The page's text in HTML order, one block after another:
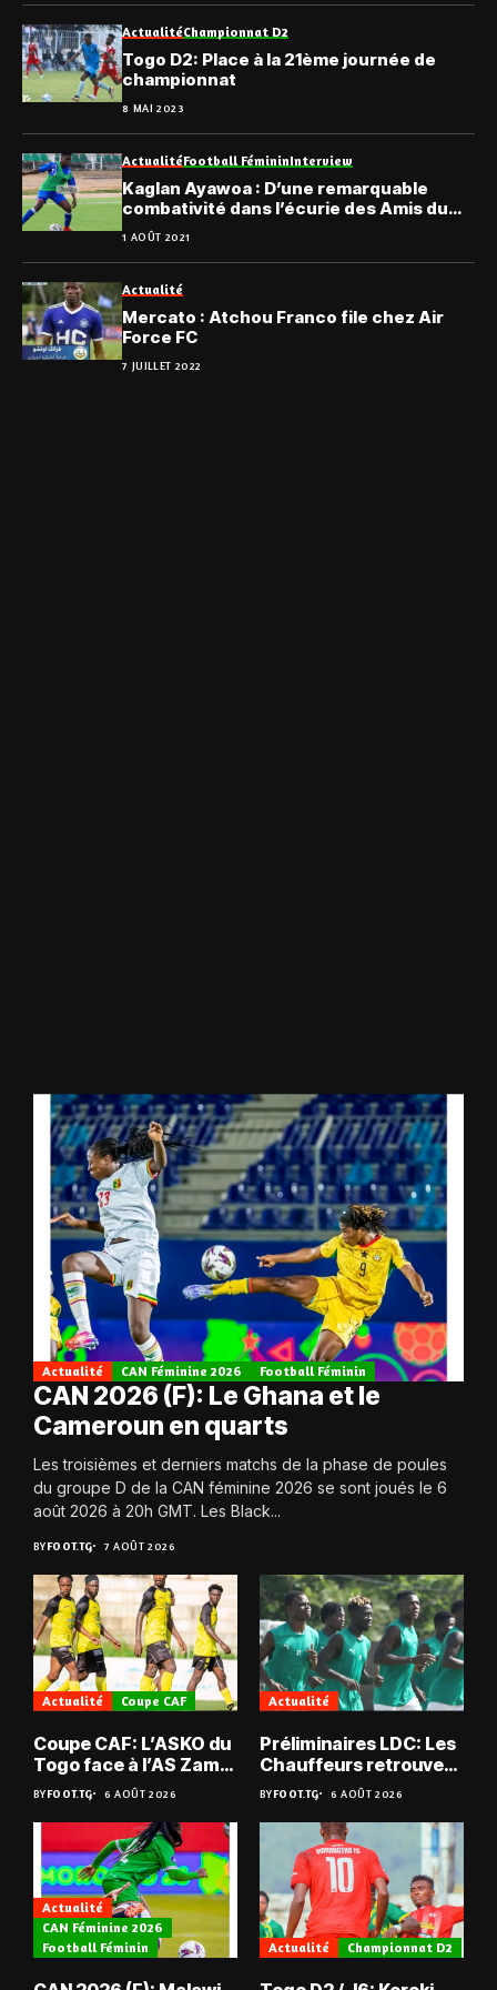
ActualitéChampionnat D2
Togo D2: Place à la 21ème journée de
championnat
8 MAI 2023
ActualitéFootball FémininInterview
Kaglan Ayawoa : D’une remarquable
combativité dans l’écurie des Amis du
Monde
1 AOÛT 2021
Actualité
Mercato : Atchou Franco file chez Air
Force FC
7 JUILLET 2022
Actualité CAN Féminine 2026 Football Féminin
CAN 2026 (F): Le Ghana et le
Cameroun en quarts
Les troisièmes et derniers matchs de la phase de poules
du groupe D de la CAN féminine 2026 se sont joués le 6
août 2026 à 20h GMT. Les Black...
BYFOOT.TG 7 AOÛT 2026
Actualité Coupe CAF
Coupe CAF: L’ASKO du
Togo face à l’AS Zam
du Niger
BYFOOT.TG 6 AOÛT 2026
Actualité
Préliminaires LDC: Les
Chauffeurs retrouvent
les Mimos
BYFOOT.TG 6 AOÛT 2026
Actualité
CAN Féminine 2026
Football Féminin
Actualité Championnat D2